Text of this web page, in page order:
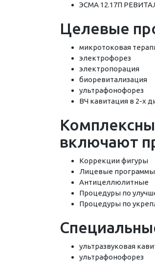
ЭСМА 12.17П
Целевые
микротоковая
электрофорез
электропорация
биоревитализация
ультрафонофорез
ВЧ кавитация в 2-х
включают
Коррекции фигуры
Лицевые программы
Антицеллюлитные
Процедуры по
Процедуры по
ультразвуковая
ультрафонофорез